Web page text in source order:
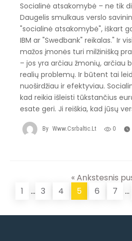
Socialinė atsakomybė – ne tik
Daugelis smulkaus verslo
"socialinė atsakomybė", iškart
IBM ar "Swedbank" reikalas." Ir
mažos įmonės turi milžinišką
– jos yra arčiau žmonių, arčiau
realių problemų. Ir būtent tai
nuoširdžiau ir efektyviau.
kad reikia išleisti tūkstančius
esate geri. Ji reiškia, kad jūsų
By Www.csrbaltic.lt 0
« Ankstesnis
1
... 3 4 5 6 7 ...